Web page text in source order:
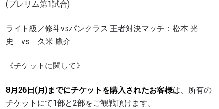
(プレリム第1試合)
ライト級／修斗vsパンクラス 王者対決マッチ：松本 光
史 vs 久米 鷹介
《チケットに関して》
8月26日(月)までにチケットを購入されたお客様は 、所有の
チケットにて1部と2部をご観戦頂けます。